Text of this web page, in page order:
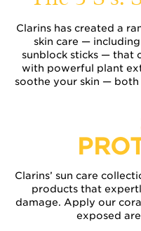
Clarins has created a
skin care —
sunblock sticks — that
with powerful plant
soothe your skin — both
Clarins’ sun care
products that
damage. Apply our
exposed